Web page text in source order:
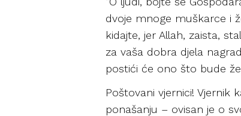
dvoje mnoge muškarce i
kidajte, jer Allah, zaista,
za vaša dobra djela
postići će ono što bude
Poštovani vjernici!
ponašanju – ovisan je o